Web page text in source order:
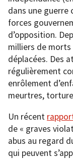
dans une guerre
forces
d’opposition.
milliers de
déplacées. Des
régulièrement
enrôlement
meurtres,
Un récent
de « graves
abus au regard
qui peuvent